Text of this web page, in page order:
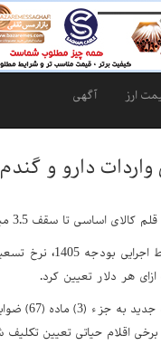
آگهی ارز
هیئت دولت با
برخی اقلام حیاتی تعیین